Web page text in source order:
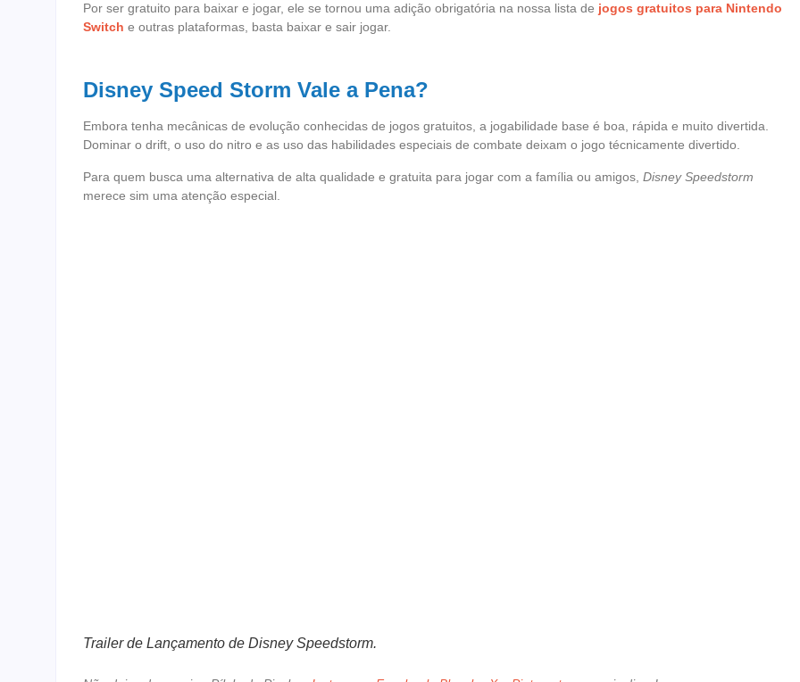
Por ser gratuito para baixar e jogar, ele se tornou uma adição obrigatória na nossa lista de jogos gratuitos para Nintendo
Switch e outras plataformas, basta baixar e sair jogar.
Disney Speed Storm Vale a Pena?
Embora tenha mecânicas de evolução conhecidas de jogos gratuitos, a jogabilidade base é boa, rápida e muito divertida.
Dominar o drift, o uso do nitro e as uso das habilidades especiais de combate deixam o jogo técnicamente divertido.
Para quem busca uma alternativa de alta qualidade e gratuita para jogar com a família ou amigos, Disney Speedstorm
merece sim uma atenção especial.
Trailer de Lançamento de Disney Speedstorm.